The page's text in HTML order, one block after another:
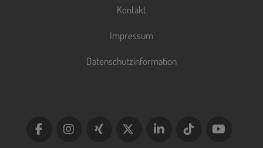
Kontakt
Impressum
Datenschutzinformation